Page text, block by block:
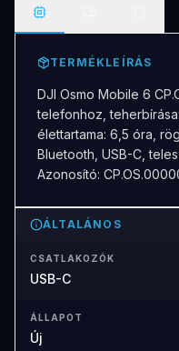
TERMÉKLEÍRÁS
DJI Osmo Mobile 6
telefonhoz,
élettartama: 6,5 óra,
Bluetooth, USB-C,
Azonosító:
ÁLTALÁNOS
CSATLAKOZÓK
USB-C
ÁLLAPOT
Új